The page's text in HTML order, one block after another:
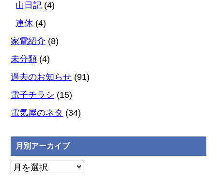
山日記 (4)
連休 (4)
家電紹介 (8)
未分類 (4)
過去のお知らせ (91)
電子チラシ (15)
電気屋のネタ (34)
月別アーカイブ
月